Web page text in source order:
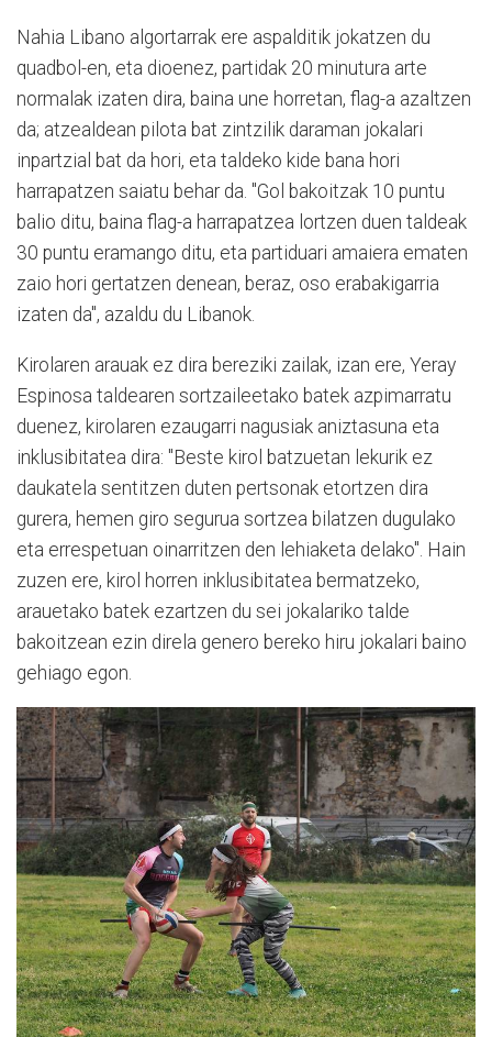
Nahia Libano algortarrak ere aspalditik jokatzen du
quadbol-en, eta dioenez, partidak 20 minutura arte
normalak izaten dira, baina une horretan, flag-a azaltzen
da; atzealdean pilota bat zintzilik daraman jokalari
inpartzial bat da hori, eta taldeko kide bana hori
harrapatzen saiatu behar da. "Gol bakoitzak 10 puntu
balio ditu, baina flag-a harrapatzea lortzen duen taldeak
30 puntu eramango ditu, eta partiduari amaiera ematen
zaio hori gertatzen denean, beraz, oso erabakigarria
izaten da", azaldu du Libanok.
Kirolaren arauak ez dira bereziki zailak, izan ere, Yeray
Espinosa taldearen sortzaileetako batek azpimarratu
duenez, kirolaren ezaugarri nagusiak aniztasuna eta
inklusibitatea dira: "Beste kirol batzuetan lekurik ez
daukatela sentitzen duten pertsonak etortzen dira
gurera, hemen giro segurua sortzea bilatzen dugulako
eta errespetuan oinarritzen den lehiaketa delako". Hain
zuzen ere, kirol horren inklusibitatea bermatzeko,
arauetako batek ezartzen du sei jokalariko talde
bakoitzean ezin direla genero bereko hiru jokalari baino
gehiago egon.